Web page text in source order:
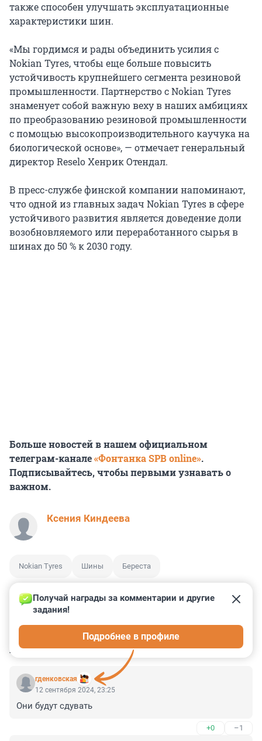
также способен улучшать эксплуатационные
характеристики шин.
«Мы гордимся и рады объединить усилия с
Nokian Tyres, чтобы еще больше повысить
устойчивость крупнейшего сегмента резиновой
промышленности. Партнерство с Nokian Tyres
знаменует собой важную веху в наших амбициях
по преобразованию резиновой промышленности
с помощью высокопроизводительного каучука на
биологической основе», — отмечает генеральный
директор Reselo Хенрик Отендал.
В пресс-службе финской компании напоминают,
что одной из главных задач Nokian Tyres в сфере
устойчивого развития является доведение доли
возобновляемого или переработанного сырья в
шинах до 50 % к 2030 году.
Больше новостей в нашем официальном
телеграм-канале«Фонтанка SPB online».
Подписывайтесь, чтобы первыми узнавать о
важном.
Ксения Киндеева
Nokian Tyres Шины Береста
КОММЕНТАРИИ 42
гденковская
Получай награды за комментарии и другие
задания!
Подробнее в профиле
12 сентября 2024, 23:25
Они будут сдувать
+0 –1